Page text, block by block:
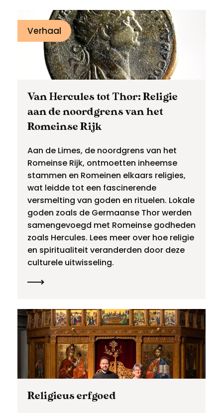
Nieuwsbrief
Voorwaarden
Privacyverklaring
Van Hercules tot Thor: Religie
aan de noordgrens van het
Romeinse Rijk
Aan de Limes, de noordgrens van het
Romeinse Rijk, ontmoetten inheemse
stammen en Romeinen elkaars religies,
wat leidde tot een fascinerende
versmelting van goden en rituelen. Lokale
goden zoals de Germaanse Thor werden
samengevoegd met Romeinse godheden
zoals Hercules. Lees meer over hoe religie
en spiritualiteit veranderden door deze
culturele uitwisseling.
Verhaal
Religieus erfgoed